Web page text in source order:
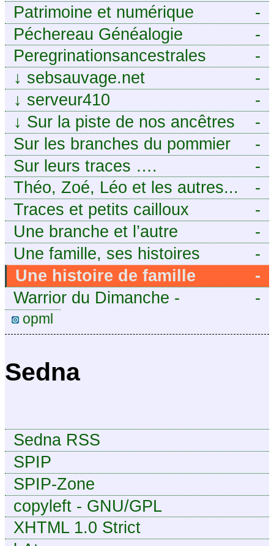
-
Patrimoine et numérique
-
Péchereau Généalogie
-
Peregrinationsancestrales
-
↓ sebsauvage.net
-
↓ serveur410
-
↓ Sur la piste de nos ancêtres
en Périgord.
-
Sur les branches du pommier
-
Sur leurs traces ….
-
Théo, Zoé, Léo et les autres...
-
Traces et petits cailloux
-
Une branche et l’autre
-
Une famille, ses histoires
-
Une histoire de famille
-
Warrior du Dimanche -
Publication à caractère
intermittent, approximatif et
opml
Sedna
Sedna RSS
SPIP
SPIP-Zone
copyleft - GNU/GPL
XHTML 1.0 Strict